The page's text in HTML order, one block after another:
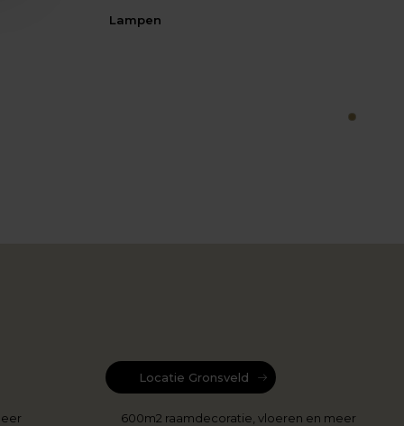
Lampen
1
Locatie Gronsveld
600m2 raamdecoratie, vloeren en meer